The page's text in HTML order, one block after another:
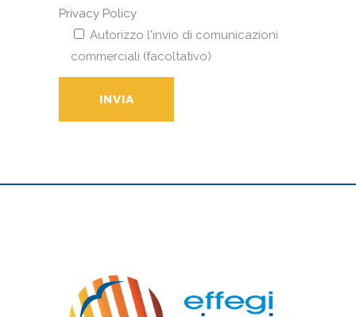
Privacy Policy
Autorizzo l'invio di comunicazioni
commerciali (facoltativo)